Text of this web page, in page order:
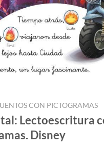
CON PICTOGRAMAS
Lectoescritura
Disney